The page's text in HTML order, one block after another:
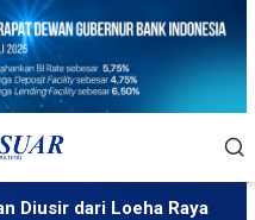
Loeha Raya Prodi